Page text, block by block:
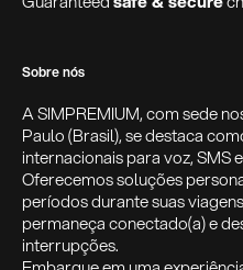
Sobre nós
A SIMPREMIUM, com sede
Paulo (Brasil), se destaca
internacionais para voz, SMS
Oferecemos soluções
períodos durante suas
permaneça conectado(a) e
interrupções.